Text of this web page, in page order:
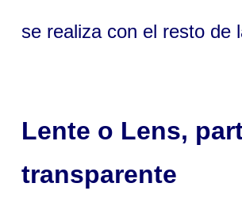
se realiza con el resto de
Lente o Lens,
transparente